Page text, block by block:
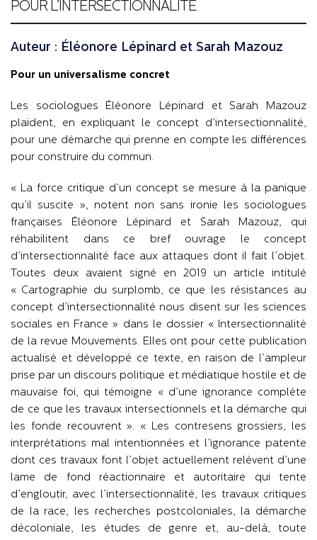
POUR L’INTERSECTIONNALITÉ
Auteur : Éléonore Lépinard et Sarah Mazouz
Pour un universalisme concret
Les sociologues Éléonore Lépinard et Sarah Mazouz
plaident, en expliquant le concept d’intersectionnalité,
pour une démarche qui prenne en compte les différences
pour construire du commun.
« La force critique d’un concept se mesure à la panique
qu’il suscite », notent non sans ironie les sociologues
françaises Éléonore Lépinard et Sarah Mazouz, qui
réhabilitent dans ce bref ouvrage le concept
d’intersectionnalité face aux attaques dont il fait l’objet.
Toutes deux avaient signé en 2019 un article intitulé
« Cartographie du surplomb, ce que les résistances au
concept d’intersectionnalité nous disent sur les sciences
sociales en France » dans le dossier « Intersectionnalité
de la revue Mouvements. Elles ont pour cette publication
actualisé et développé ce texte, en raison de l’ampleur
prise par un discours politique et médiatique hostile et de
mauvaise foi, qui témoigne « d’une ignorance complète
de ce que les travaux intersectionnels et la démarche qui
les fonde recouvrent ». « Les contresens grossiers, les
interprétations mal intentionnées et l’ignorance patente
dont ces travaux font l’objet actuellement relèvent d’une
lame de fond réactionnaire et autoritaire qui tente
d’engloutir, avec l’intersectionnalité, les travaux critiques
de la race, les recherches postcoloniales, la démarche
décoloniale, les études de genre et, au-delà, toute